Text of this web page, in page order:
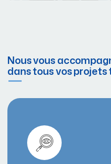
Nous vous
dans tous vos